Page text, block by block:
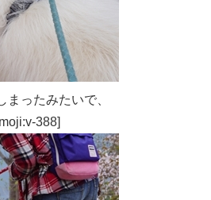
ったみたいで、
388]